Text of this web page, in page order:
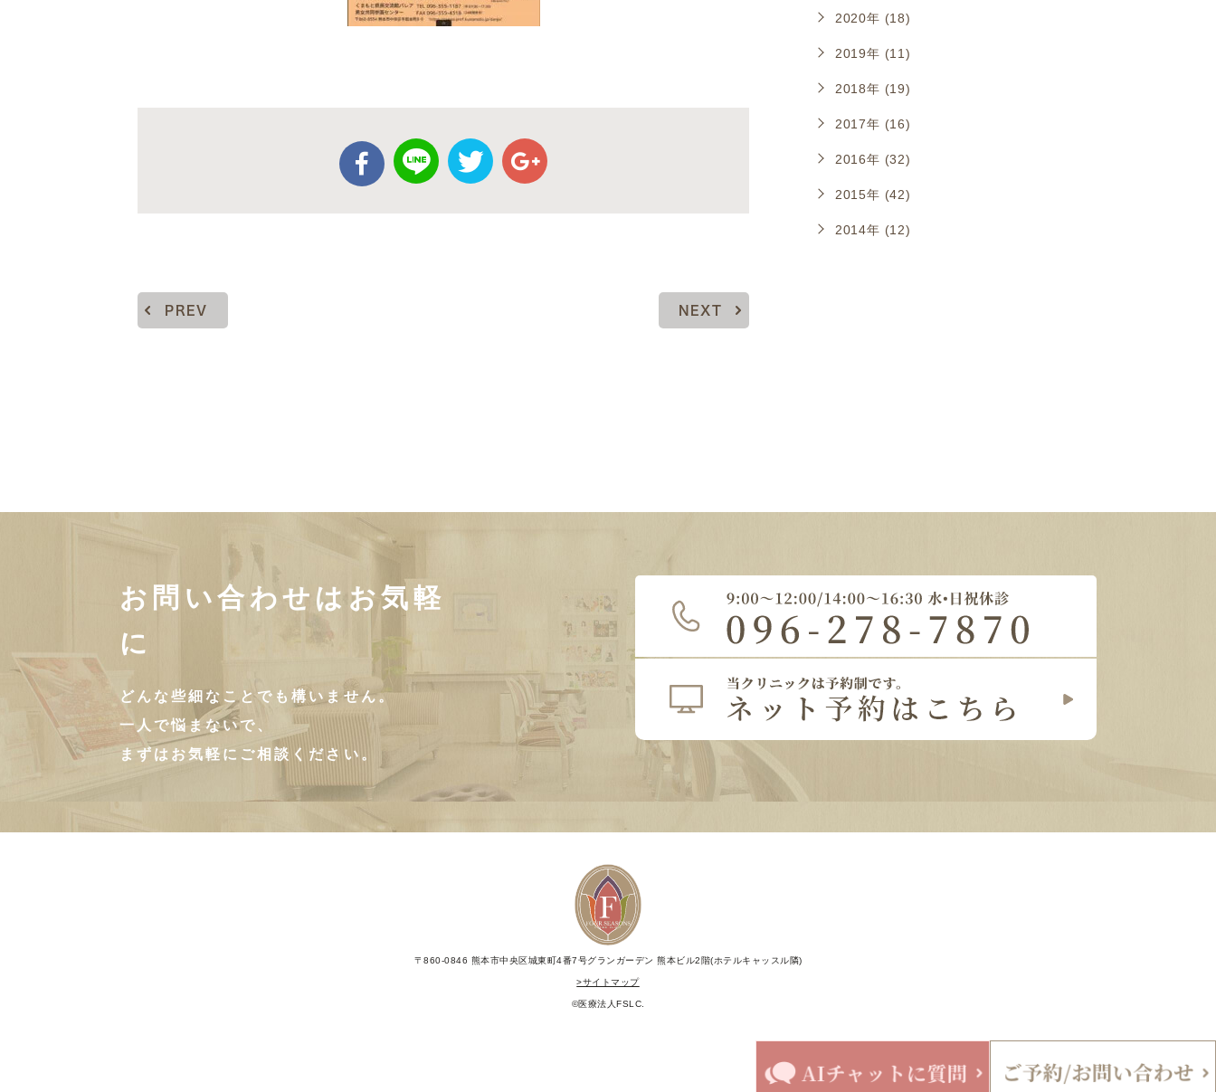
PREV NEXT
2020年 (18)
2019年 (11)
2018年 (19)
2017年 (16)
2016年 (32)
2015年 (42)
2014年 (12)
お問い合わせはお気軽
に
どんな些細なことでも構いません。
一人で悩まないで、
まずはお気軽にご相談ください。
〒860-0846 熊本市中央区城東町4番7号グランガーデン 熊本ビル2階(ホテルキャッスル隣)
>サイトマップ
©医療法人FSLC.